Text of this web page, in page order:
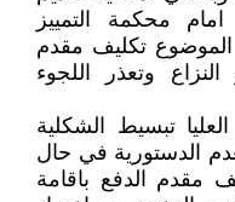
محكمة التمييز
تكليف مقدم
وتعذر اللجوء
تبسيط الشكلية
الدستورية في حال
مقدم الدفع باقامة